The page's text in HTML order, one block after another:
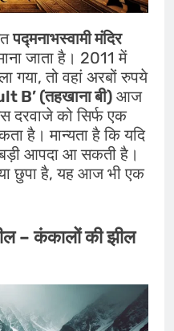
पद्मनाभस्वामी मंदिर
जाता है। 2011 में
गया, तो वहां अरबों रुपये
B’ (तहखाना बी) आज
दरवाजे को सिर्फ एक
है। मान्यता है कि यदि
आपदा आ सकती है।
छुपा है, यह आज भी एक
– कंकालों की झील